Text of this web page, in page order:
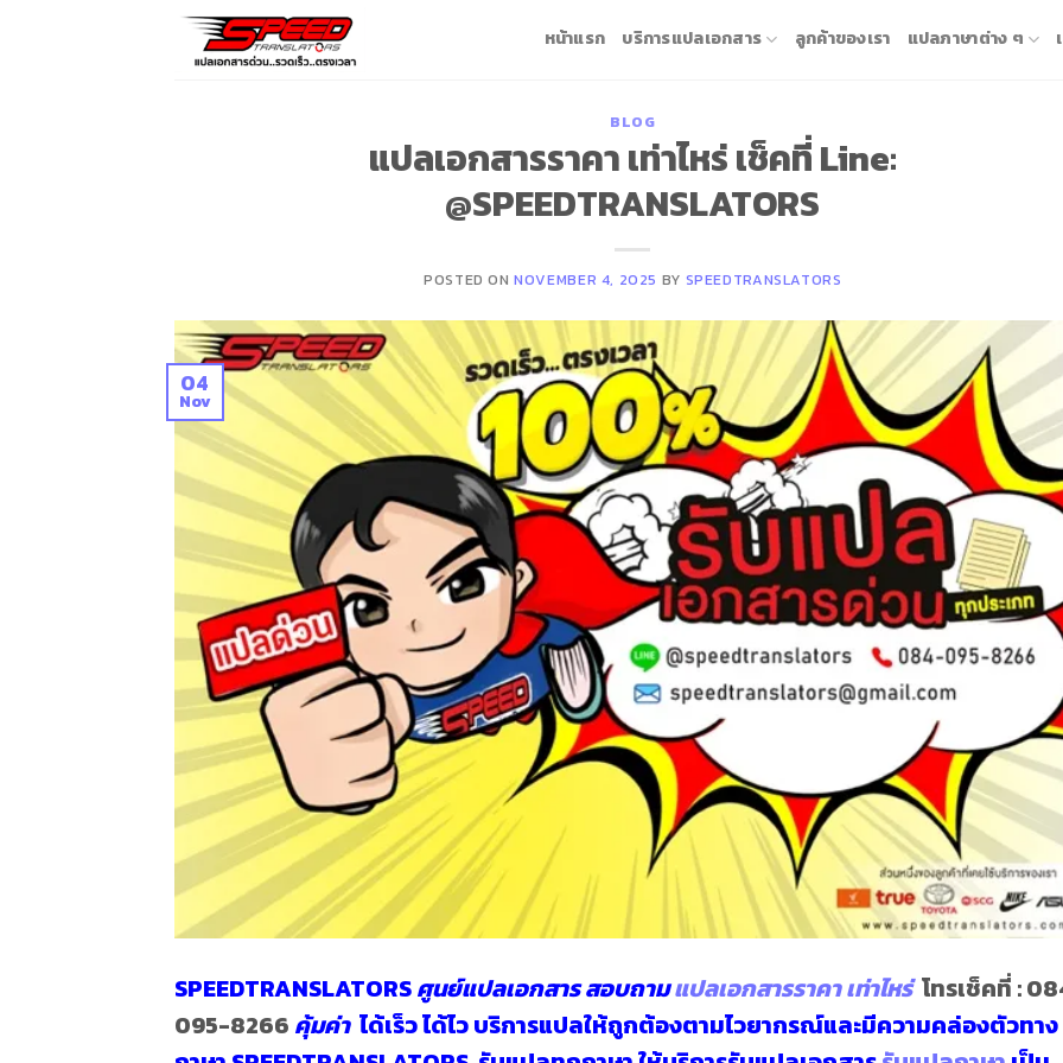
หน้าแรก บริการแปลเอกสาร ลูกค้าของเรา แปลภาษาต่าง ๆ
BLOG
แปลเอกสารราคา เท่าไหร่ เช็คที่ Line:
@SPEEDTRANSLATORS
POSTED ONNOVEMBER 4, 2025 BY SPEEDTRANSLATORS
04
Nov
SPEEDTRANSLATORSศูนย์แปลเอกสาร สอบถามแปลเอกสารราคา เท่าไหร่ โทรเช็คที่ :
095-8266 คุ้มค่า ได้เร็ว ได้ไว บริการแปลให้ถูกต้องตามไวยากรณ์และมีความคล่องตัวทาง